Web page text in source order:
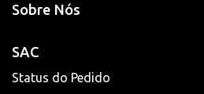
Sobre Nós
SAC
Status do Pedido